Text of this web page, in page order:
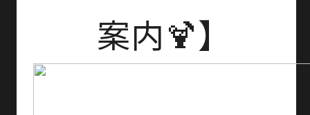
案内🍹】